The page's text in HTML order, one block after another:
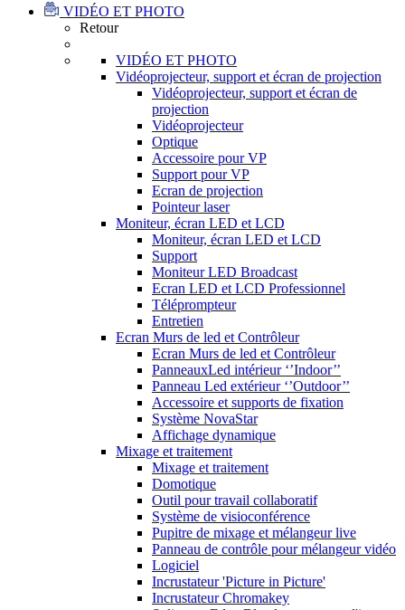
VIDÉO ET PHOTO
Retour
VIDÉO ET PHOTO
Vidéoprojecteur, support et écran de projection
Vidéoprojecteur, support et écran de
projection
Vidéoprojecteur
Optique
Accessoire pour VP
Support pour VP
Ecran de projection
Pointeur laser
Moniteur, écran LED et LCD
Moniteur, écran LED et LCD
Support
Moniteur LED Broadcast
Ecran LED et LCD Professionnel
Téléprompteur
Entretien
Ecran Murs de led et Contrôleur
Ecran Murs de led et Contrôleur
PanneauxLed intérieur ‘’Indoor’’
Panneau Led extérieur ‘’Outdoor’’
Accessoire et supports de fixation
Système NovaStar
Affichage dynamique
Mixage et traitement
Mixage et traitement
Domotique
Outil pour travail collaboratif
Système de visioconférence
Pupitre de mixage et mélangeur live
Panneau de contrôle pour mélangeur vidéo
Logiciel
Incrustateur 'Picture in Picture'
Incrustateur Chromakey